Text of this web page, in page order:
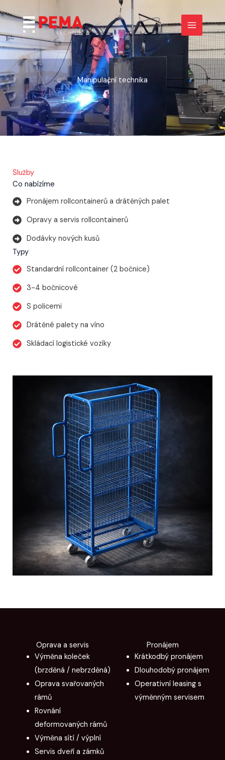
na
obsah
Manipulační technika
Služby
Co nabízíme
Pronájem rollcontainerů a drátěných palet
Opravy a servis rollcontainerů
Dodávky nových kusů
Typy
Standardní rollcontainer (2 bočnice)
3-4 bočnicové
S policemi
Drátěné palety na víno
Skládací logistické vozíky
Oprava a servis
Výměna koleček
(brzděná / nebrzděná)
Oprava svařovaných
rámů
Rovnání
deformovaných rámů
Výměna sítí / výplní
Servis dveří a zámků
Pronájem
Krátkodbý pronájem
Dlouhodobý pronájem
Operativní leasing s
výměnným servisem